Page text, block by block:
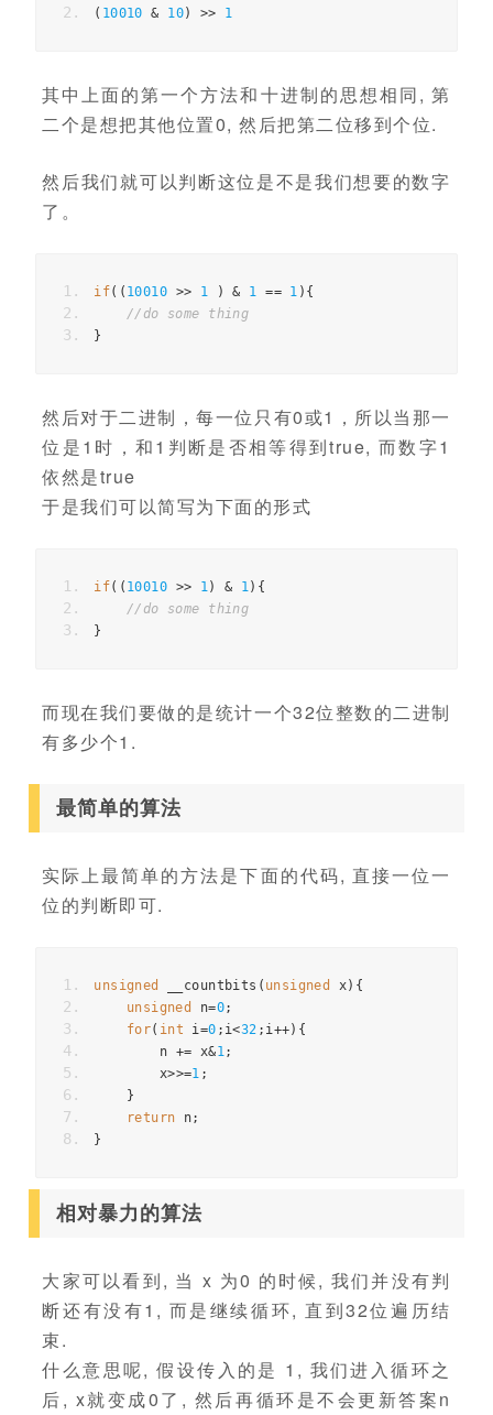
( 10010 & 10) >> 1
其中上面的第一个方法和十进制的思想相同, 第
二个是想把其他位置0, 然后把第二位移到个位.
然后我们就可以判断这位是不是我们想要的数字
了。
if(( 10010 >> 1 ) & 1 == 1 ){
//do some thing
}
然后对于二进制，每一位只有0或1，所以当那一
位是1时，和1判断是否相等得到true, 而数字1
依然是true
于是我们可以简写为下面的形式
if(( 10010 >> 1) & 1){
//do some thing
}
而现在我们要做的是统计一个32位整数的二进制
有多少个1.
最简单的算法
实际上最简单的方法是下面的代码, 直接一位一
位的判断即可.
unsigned __countbits ( unsigned x){
unsigned
n=0;
for( int i=0 ; i<32 ; i++){
        n
+= x&1;
        x
>>=1 ;
}
return n;
}
相对暴力的算法
大家可以看到, 当 x 为0 的时候, 我们并没有判
断还有没有1, 而是继续循环, 直到32位遍历结
束.
什么意思呢, 假设传入的是 1, 我们进入循环之
后, x就变成0了, 然后再循环是不会更新答案n